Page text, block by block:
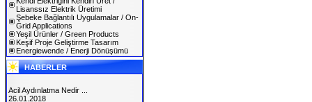
Lisanssız Elektrik Üretimi
Şebeke Bağlantılı Uygulamalar / On-
Grid Applications
Yeşil Ürünler / Green Products
Keşif Proje Geliştirme Tasarım
Energiewende / Enerji Dönüşümü
HABERLER
Acil Aydınlatma Nedir ...
26.01.2018